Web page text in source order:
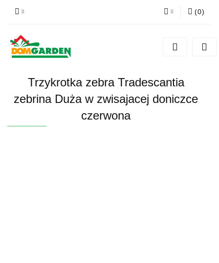
Zarejestruj się
Zgody cookies
(0)
Trzykrotka zebra Tradescantia
zebrina Duża w zwisajacej doniczce
czerwona